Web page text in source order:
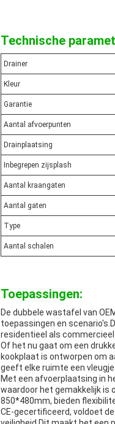
Technische
Drainer
Kleur
Garantie
Aantal afvoerpunten
Drainplaatsing
Inbegrepen zijsplash
Aantal kraangaten
Aantal gaten
Type
Aantal schalen
Toepassingen:
De dubbele wastafel van
toepassingen en
residentieel als commercieel
Of het nu gaat om een
kookplaat is ontworpen om
geeft elke ruimte een
Met een afvoerplaatsing in
waardoor het gemakkelijk is
850*480mm, bieden
CE-gecertificeerd, voldoet